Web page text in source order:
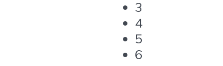
3
4
5
6